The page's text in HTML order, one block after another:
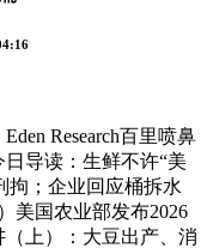
Research百里喷鼻
导读：生鲜不许“美
拘；企业回应桶拆水
美国农业部发布2026
上）：大豆出产、消